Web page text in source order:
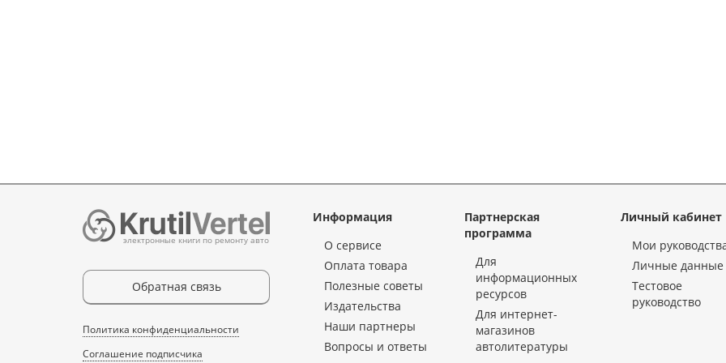
электронные книги по ремонту авто
Обратная связь
Политика конфиденциальности
Соглашение подписчика
Информация
О сервисе
Оплата товара
Полезные советы
Издательства
Наши партнеры
Вопросы и ответы
Партнерская
программа
Для
информационных
ресурсов
Для интернет-
магазинов
автолитературы
Личный кабинет
Мои
Личные данные
Тестовое
руководство